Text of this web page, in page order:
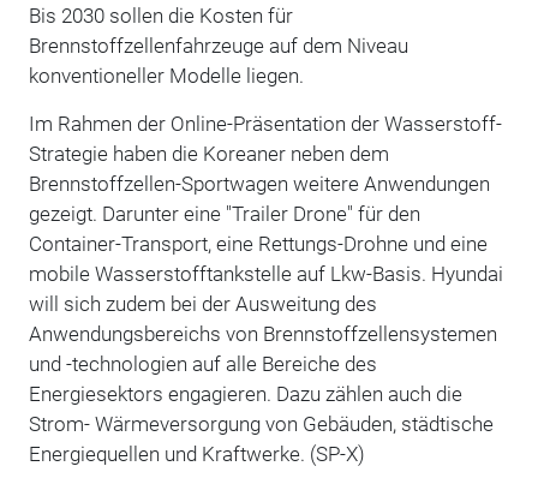
Bis 2030 sollen die Kosten für
Brennstoffzellenfahrzeuge auf dem Niveau
konventioneller Modelle liegen.
Im Rahmen der Online-Präsentation der Wasserstoff-
Strategie haben die Koreaner neben dem
Brennstoffzellen-Sportwagen weitere Anwendungen
gezeigt. Darunter eine "Trailer Drone" für den
Container-Transport, eine Rettungs-Drohne und eine
mobile Wasserstofftankstelle auf Lkw-Basis. Hyundai
will sich zudem bei der Ausweitung des
Anwendungsbereichs von Brennstoffzellensystemen
und -technologien auf alle Bereiche des
Energiesektors engagieren. Dazu zählen auch die
Strom- Wärmeversorgung von Gebäuden, städtische
Energiequellen und Kraftwerke. (SP-X)